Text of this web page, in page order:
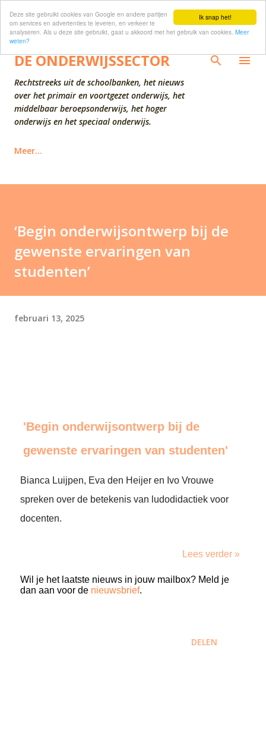
Ik snap het!
Deze site gebruikt cookies van Google en andere partijen
om services en advertenties te leveren, en verkeer te
analyseren. Als u deze site gebruikt, gaat u akkoord met het gebruik van cookies. Meer
weten?
Doorgaan naar hoofdcontent
DE ONDERWIJSSECTOR
Rechtstreeks uit de schoolbanken, het nieuws
over het primair en voortgezet onderwijs, het
middelbaar beroepsonderwijs, het hoger
onderwijs en het speciaal onderwijs.
Meer…
‘Begin onderwijsontwerp bij de
gewenste ervaringen van
studenten’
februari 13, 2025
'Begin onderwijsontwerp bij de
gewenste ervaringen van studenten'
Bianca Luijpen, Eva den Heijer en Ivo Vrouwe
spreken over de betekenis van ludodidactiek voor
docenten.
Lees verder »
Wil je het laatste nieuws in jouw mailbox? Meld je
dan aan voor de nieuwsbrief.
DELEN